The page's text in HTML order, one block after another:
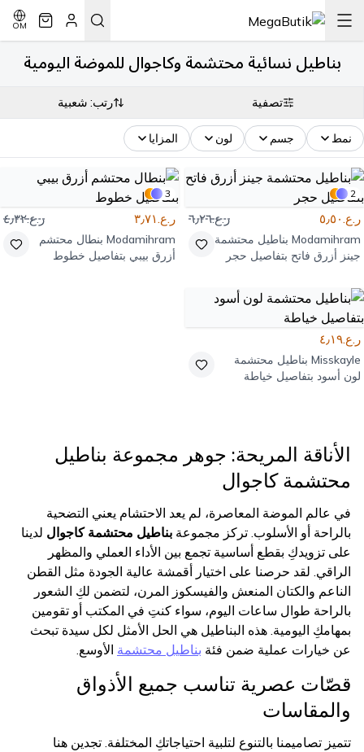
OM
بناطيل نسائية محتشمة وكاجوال للموضة اليومية
تصفية رتب: شعبية
نمط جسم لون المزايا
2
ر.ع.٥٫٥٠ ر.ع.٦٫٢٦
Modamihram بناطيل محتشمة
جينز أزرق فاتح بتفاصيل حجر
3
ر.ع.٣٫٧١ ر.ع.٤٫٣٢
Modamihram بنطال محتشم
أزرق بيبي بتفاصيل خطوط
ر.ع.٤٫١٩
Misskayle بناطيل محتشمة
لون أسود بتفاصيل خياطة
الأناقة المريحة: جوهر مجموعة بناطيل
محتشمة كاجوال
في عالم الموضة المعاصرة، لم يعد الاحتشام يعني التضحية
بالراحة أو الأسلوب. تركز مجموعة بناطيل محتشمة كاجوال لدينا
على تزويدكِ بقطع أساسية تجمع بين الأداء العملي والمظهر
الراقي. لقد حرصنا على اختيار أقمشة عالية الجودة مثل القطن
الناعم والكتان المنعش والفيسكوز المرن، لتضمن لكِ الشعور
بالراحة طوال ساعات اليوم، سواء كنتِ في المكتب أو تقومين
بمهامكِ اليومية. هذه البناطيل هي الحل الأمثل لكل سيدة تبحث
عن خيارات عملية ضمن فئة بناطيل محتشمة الأوسع.
قصّات عصرية تناسب جميع الأذواق
والمقاسات
تتميز تصاميمنا بالتنوع لتلبية احتياجاتكِ المختلفة. تجدين هنا